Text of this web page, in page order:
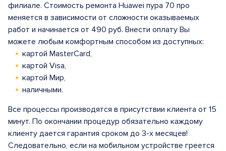
филиале. Стоимость ремонта Huawei пура 70 про
меняется в зависимости от сложности оказываемых
работ и начинается от 490 руб. Внести оплату Вы
можете любым комфортным способом из доступных:
картой MasterCard,
картой Visa,
картой Мир,
наличными.
Все процессы производятся в присутствии клиента от 15
минут. По окончании процедур обязательно каждому
клиенту дается гарантия сроком до 3-х месяцев!
Следовательно, если на мобильном устройстве греется